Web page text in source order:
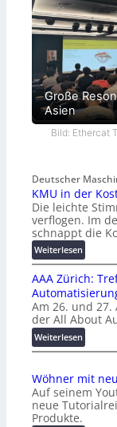
Große
Asien
Bild: Ethercat
Deutscher
KMU in der
Die leichte
verflogen. Im
schnappt die
Weiterlesen:
K
M
U
i
n
d
e
K
o
s
AAA Zürich:
Am 26. und
der All About
Weiterlesen:
A
A
Z
ü
Wöhner mit
Auf seinem
neue
Produkte.